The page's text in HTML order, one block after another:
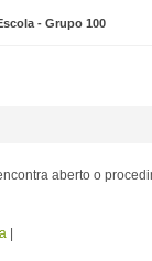
- Grupo 100
aberto o